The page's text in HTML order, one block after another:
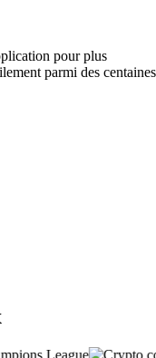
pour plus
parmi des centaines